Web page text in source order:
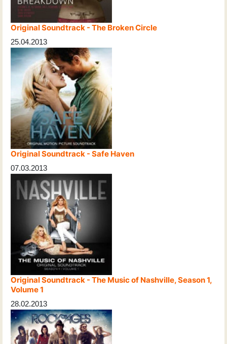
Original Soundtrack - The Broken Circle
25.04.2013
Original Soundtrack - Safe Haven
07.03.2013
Original Soundtrack - The Music of Nashville, Season 1,
Volume 1
28.02.2013